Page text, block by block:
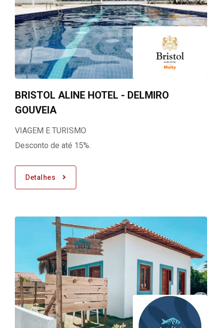
BRISTOL ALINE HOTEL - DELMIRO
GOUVEIA
VIAGEM E TURISMO
Desconto de até 15%.
Detalhes